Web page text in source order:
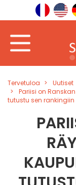
Tervetuloa Uutiset
Pariisi on
tutustu sen rankingiin